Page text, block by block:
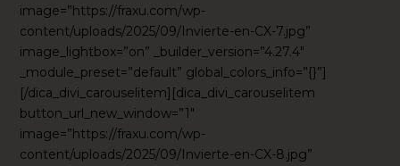
image=”https://fraxu.com/wp-
content/uploads/2025/09/Invierte-en-CX-7.jpg”
image_lightbox=”on” _builder_version=”4.27.4″
_module_preset=”default” global_colors_info=”{}”]
[/dica_divi_carouselitem][dica_divi_carouselitem
button_url_new_window=”1″
image=”https://fraxu.com/wp-
content/uploads/2025/09/Invierte-en-CX-8.jpg”